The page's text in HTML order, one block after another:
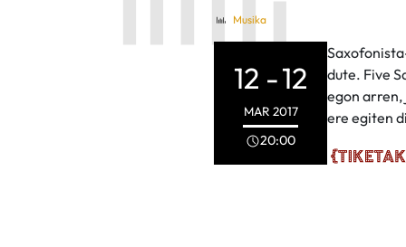
Musika
12 -12
MAR 2017
20:00
dute. Five
egon
ere egiten